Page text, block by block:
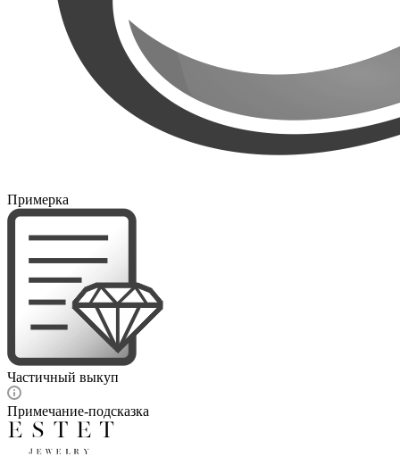
Примерка
Частичный выкуп
Примечание-подсказка